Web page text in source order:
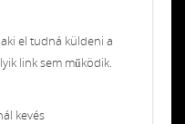
el tudná küldeni a
link sem működik.
kevés